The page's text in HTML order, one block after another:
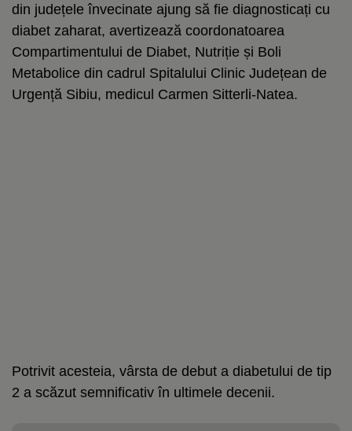
din județele învecinate ajung să fie diagnosticați cu
diabet zaharat, avertizează coordonatoarea
Compartimentului de Diabet, Nutriție și Boli
Metabolice din cadrul Spitalului Clinic Județean de
Urgență Sibiu, medicul Carmen Sitterli-Natea.
Potrivit acesteia, vârsta de debut a diabetului de tip
2 a scăzut semnificativ în ultimele decenii.